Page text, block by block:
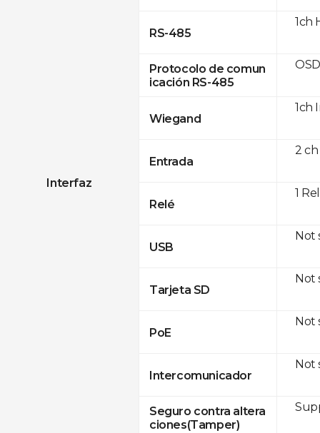
Interfaz
RS-485
Protocolo de comun
icación RS-485
Wiegand
Entrada
Relé
USB
Tarjeta SD
PoE
Intercomunicador
Seguro contra altera
ciones(Tamper)
1ch
1ch
2
1
Not
Not
Not
Not